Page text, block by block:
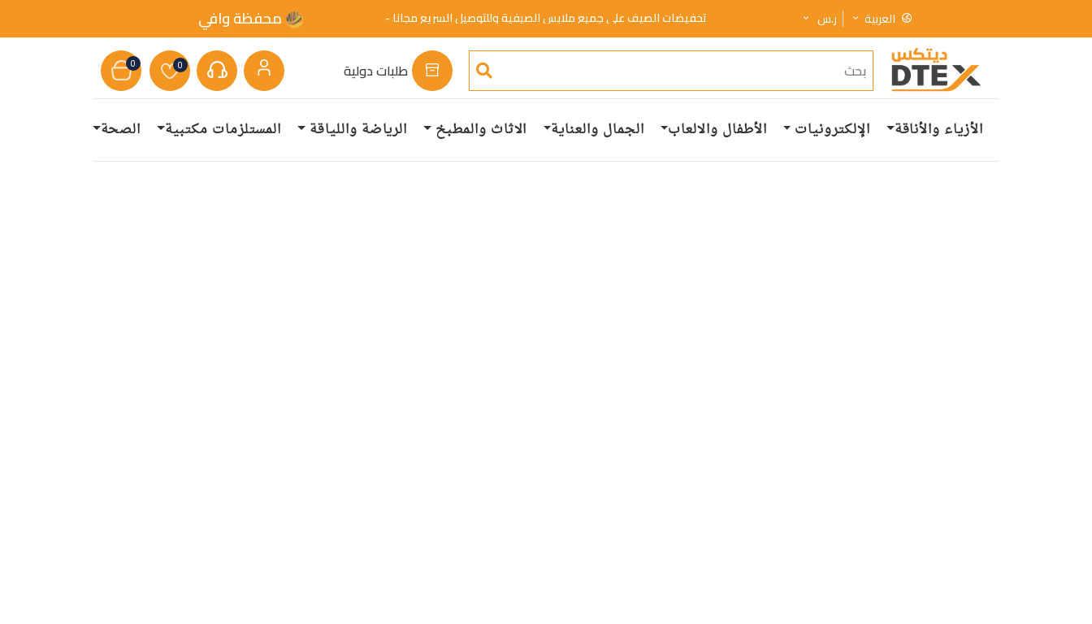
العربية ر.س تخفيضات الصيف علي جميع ملابس الصيفية وللتوصيل السريع مجانا -
خصم 50%. تسوق الان
تخفيضات الصيف علي جميع ملابس الصيفية وللتوصيل السريع مجانا -
خصم 50%. تسوق الان
محفظة وافي
طلبات دولية 0
0
الأزياء والأناقة الإلكترونيات الأطفال والالعاب الجمال والعناية الاثاث والمطبخ الرياضة واللياقة المستلزمات مكتبية الصحة